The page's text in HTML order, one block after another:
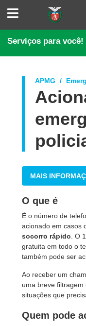
ECONÔMICO
E
Serviços para você!
APMG
MAIS
O que é
É o número de
acionado em casos
socorro rápido . O
gratuita em todo o
também pode ser
Ao receber um
uma breve
situações que
Quem pode